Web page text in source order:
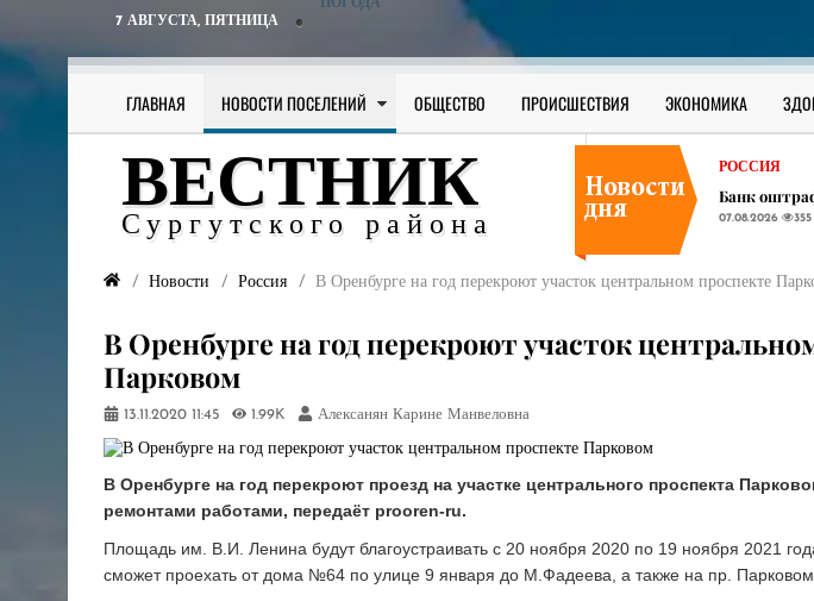
7 АВГУСТА, ПЯТНИЦА
ПОГОДА
ГЛАВНАЯ НОВОСТИ ПОСЕЛЕНИЙ ОБЩЕСТВО ПРОИСШЕСТВИЯ ЭКОНОМИКА
ВЕСТНИК
Сургутского района
07.08.2026 317
РОССИЯ
Банк
07.08.2026 355
В
317
В соседних
Новости Россия ​В Оренбурге на год перекроют участок центральном проспекте
​В Оренбурге на год перекроют участок
Парковом
13.11.2020 11:45 1.99K Алексанян Карине Манвеловна
В Оренбурге на год перекроют проезд на участке центрального проспекта
ремонтами работами, передаёт prooren-ru.
Площадь им. В.И. Ленина будут благоустраивать с 20 ноября 2020 по 19 ноября 2021
сможет проехать от дома №64 по улице 9 января до М.Фадеева, а также на пр. Парковом.